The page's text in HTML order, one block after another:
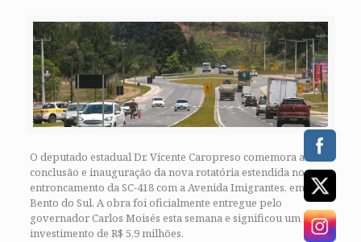
O deputado estadual Dr. Vicente Caropreso comemora a
conclusão e inauguração da nova rotatória estendida no
entroncamento da SC-418 com a Avenida Imigrantes, em São
Bento do Sul. A obra foi oficialmente entregue pelo
governador Carlos Moisés esta semana e significou um
investimento de R$ 5,9 milhões.